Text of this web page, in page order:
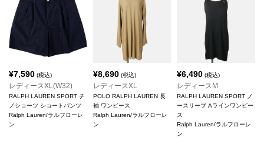
¥7,590 (税込)
レディースXL(W32)
RALPH LAUREN SPORT チ
ノショーツ ショートパンツ
Ralph Lauren/ラルフローレ
ン
¥8,690(税込)
レディースXL
POLO RALPH LAUREN 長
袖 ワンピース
Ralph Lauren/ラルフローレ
ン
¥6,490 (税込)
レディースM
RALPH LAUREN SPORT ノ
ースリーブ Aラインワンピー
ス
Ralph Lauren/ラルフローレ
ン